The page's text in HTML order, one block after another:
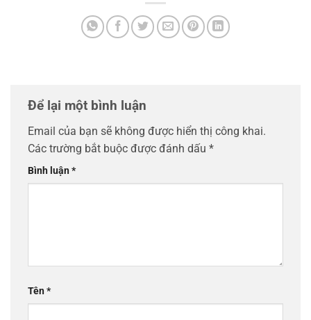
Để lại một bình luận
Email của bạn sẽ không được hiển thị công khai.
Các trường bắt buộc được đánh dấu *
Bình luận*
Tên*